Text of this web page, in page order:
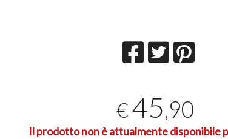
€45,90
Il prodotto non è attualmente disponibile